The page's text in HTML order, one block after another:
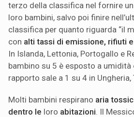
terzo della classifica nel fornire un
loro bambini, salvo poi finire
classifica per quanto riguarda “il
con alti tassi di emissione, rifiuti
In Islanda, Lettonia, Portogallo e
bambino su 5 è esposto a
rapporto sale a 1 su 4 in Ungheria,
Molti bambini respirano aria
dentro le loro abitazioni. Il